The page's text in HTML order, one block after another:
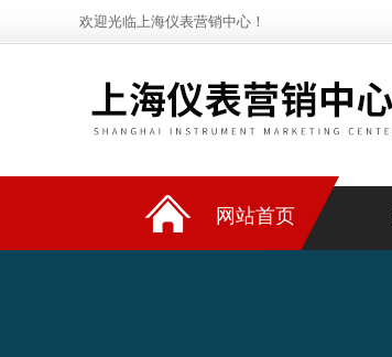
欢迎光临上海仪表营销中心！
网站首页